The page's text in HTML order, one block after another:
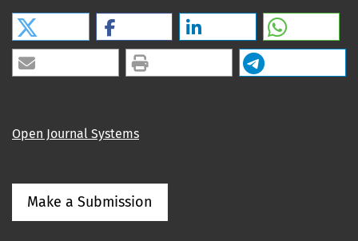
Open Journal Systems
Make a Submission